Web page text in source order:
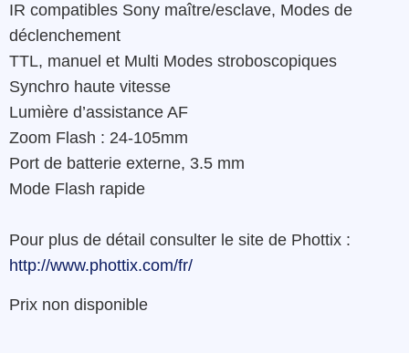
IR compatibles Sony maître/esclave, Modes de
déclenchement
TTL, manuel et Multi Modes stroboscopiques
Synchro haute vitesse
Lumière d’assistance AF
Zoom Flash : 24-105mm
Port de batterie externe, 3.5 mm
Mode Flash rapide
Pour plus de détail consulter le site de Phottix :
http://www.phottix.com/fr/
Prix non disponible